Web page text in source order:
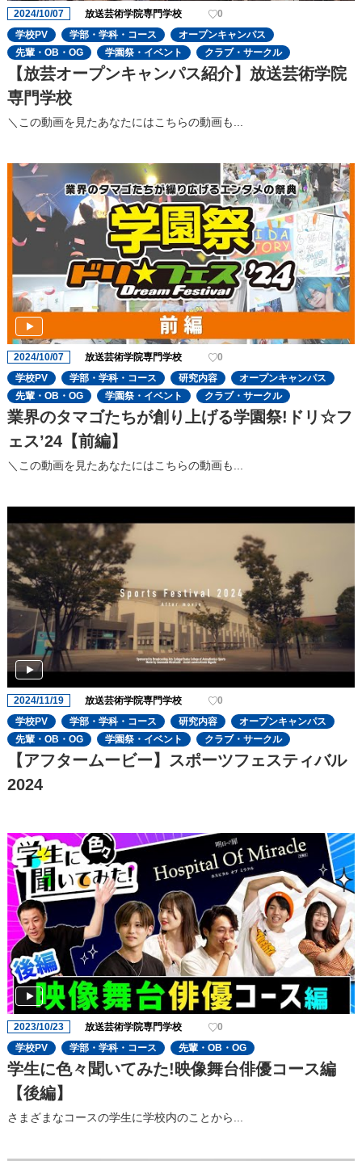
2024/10/07 放送芸術学院専門学校
0
学校PV
学部・学科・コース
オープンキャンパス
先輩・OB・OG
学園祭・イベント クラブ・サークル
【放芸オープンキャンパス紹介】放送芸術学院
専門学校
＼この動画を見たあなたにはこちらの動画も...
2024/10/07 放送芸術学院専門学校
0
学校PV
学部・学科・コース 研究内容
オープンキャンパス
先輩・OB・OG
学園祭・イベント クラブ・サークル
業界のタマゴたちが創り上げる学園祭!ドリ☆フ
ェスʼ24【前編】
＼この動画を見たあなたにはこちらの動画も...
2024/11/19 放送芸術学院専門学校
0
学校PV
学部・学科・コース 研究内容
オープンキャンパス
先輩・OB・OG
学園祭・イベント クラブ・サークル
【アフタームービー】スポーツフェスティバル
2024
2023/10/23 放送芸術学院専門学校
0
学校PV
学部・学科・コース 先輩・OB・OG
学生に色々聞いてみた!映像舞台俳優コース編
【後編】
さまざまなコースの学⽣に学校内のことから...